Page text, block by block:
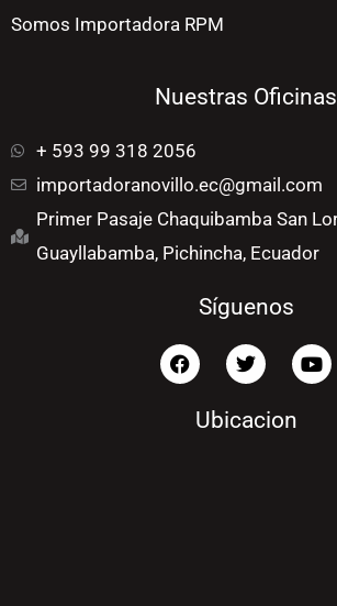
Somos Importadora RPM
Nuestras Oficinas
+ 593 99 318 2056
importadoranovillo.ec@gmail.com
Primer Pasaje Chaquibamba San
Guayllabamba, Pichincha, Ecuador
Síguenos
F
a
c
T
w
i
t
t
Y
o
u
Ubicacion